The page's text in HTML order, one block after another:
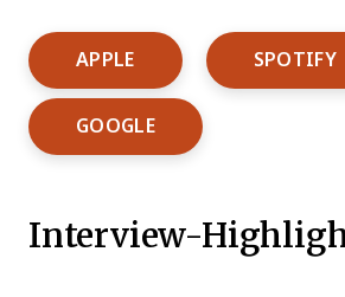
APPLEOpens New Window
SPOTIFY
GOOGLEOpens New Window
Interview-